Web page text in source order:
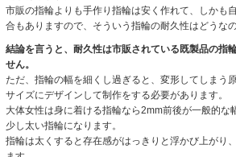
市販の指輪よりも手作り指輪は安く作れて、しかも
合もありますので、そういう指輪の耐久性はどうな
結論を言うと、耐久性は市販されている既製品の指
せん。
ただ、指輪の幅を細くし過ぎると、変形してしまう
サイズにデザインして制作をする必要があります。
大体女性は身に着ける指輪なら2mm前後が一般的な
少し太い指輪になります。
指輪は太くすると存在感がはっきりと浮かび上がり